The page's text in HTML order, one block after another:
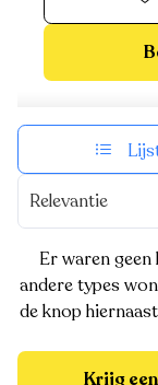
Relevantie
Er waren
andere types
de knop
Krijg